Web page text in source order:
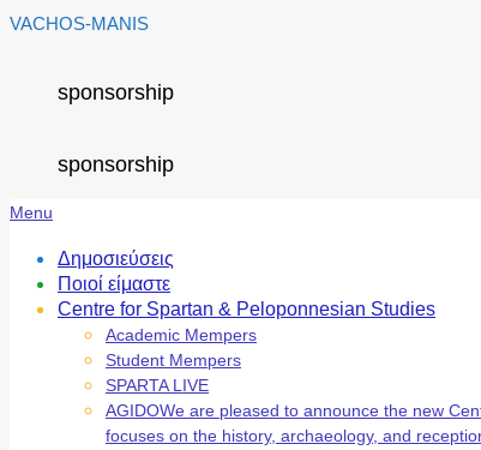
VACHOS-MANIS
sponsorship
sponsorship
Secondary
Menu
Menu
Δημοσιεύσεις
Ποιοί είμαστε
Centre for Spartan & Peloponnesian Studies
Academic Mempers
Student Mempers
SPARTA LIVE
AGIDOWe are pleased to announce the new
focuses on the history, archaeology, and